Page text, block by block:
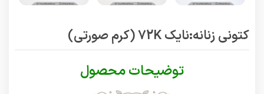
کتونی زنانه:نایک 72K (کرم صورتی)
توضیحات محصول